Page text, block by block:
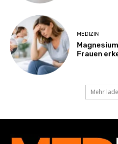
MEDIZIN
Frauen
Mehr